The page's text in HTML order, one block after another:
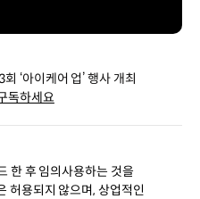
‘아이케어 업’ 행사 개최
독하세요
한 후 임의사용하는 것을
허용되지 않으며, 상업적인